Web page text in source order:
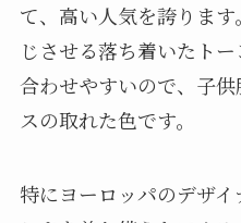
て、高い人気を誇りま
じさせる落ち着いたト
合わせやすいので、子
スの取れた色です。
特にヨーロッパのデザ